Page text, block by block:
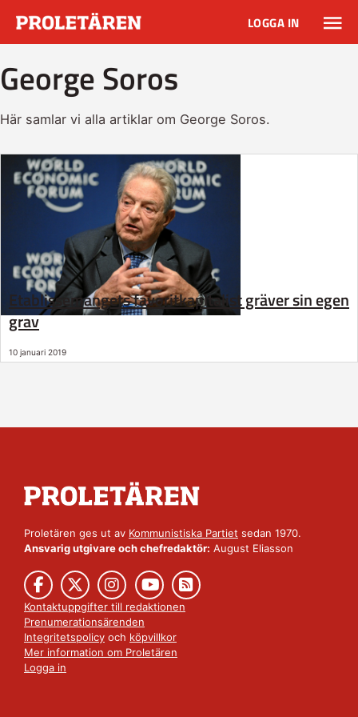
LOGGA IN
George Soros
Här samlar vi alla artiklar om George Soros.
Etablissemangets favoritkapitalist gräver sin egen
grav
10 januari 2019
Proletären ges ut av Kommunistiska Partiet sedan 1970.
Ansvarig utgivare och chefredaktör: August Eliasson
Kontaktuppgifter till redaktionen
Prenumerationsärenden
Integritetspolicy och köpvillkor
Mer information om Proletären
Logga in